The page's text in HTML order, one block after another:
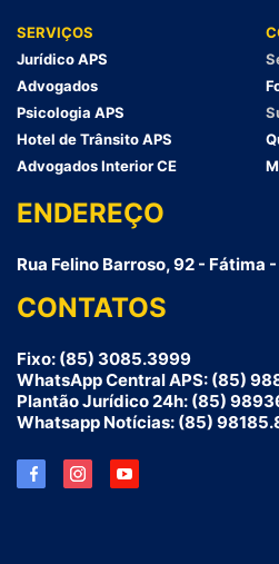
SERVIÇOS
Jurídico APS
Advogados
Psicologia APS
Hotel de Trânsito APS
Advogados Interior CE
ENDEREÇO
Rua Felino Barroso, 92 - Fátima
CONTATOS
Fixo: (85) 3085.3999
WhatsApp Central APS: (85)
Plantão Jurídico 24h: (85)
Whatsapp Notícias: (85)